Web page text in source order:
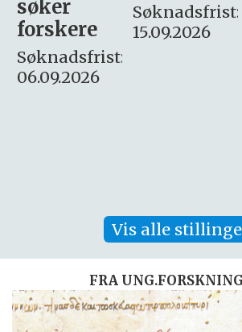
Søknadsfrist:
15.09.2026
innen
miljøkjemi
Vis alle
FRA